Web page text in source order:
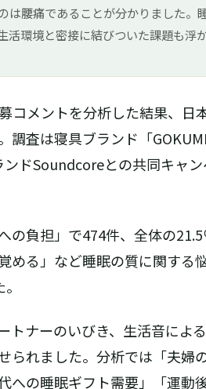
は腰痛であることが分かりました。
環境と密接に結びついた課題も浮
コメントを分析した結果、日
調査は寝具ブランド「
ドSoundcoreとの共同キャ
の負担」で474件、全体の
める」など睡眠の質に関する
トナーのいびき、生活音によ
られました。分析では「夫婦
への睡眠ギフト需要」「運動